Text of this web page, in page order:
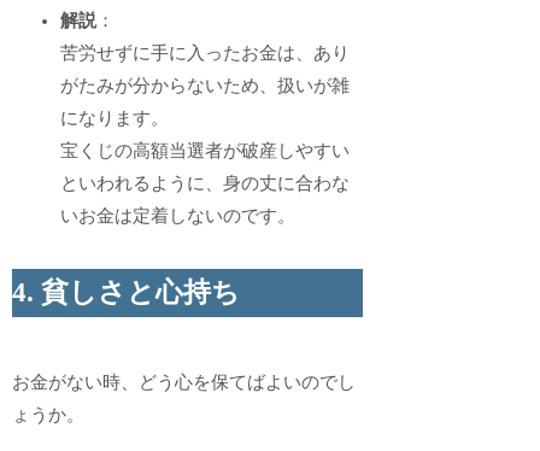
解説：
苦労せずに手に入ったお金は、あり
がたみが分からないため、扱いが雑
になります。
宝くじの高額当選者が破産しやすい
といわれるように、身の丈に合わな
いお金は定着しないのです。
4. 貧しさと心持ち
お金がない時、どう心を保てばよいのでし
ょうか。